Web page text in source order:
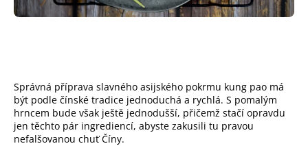
Správná příprava slavného asijského pokrmu kung pao má
být podle čínské tradice jednoduchá a rychlá. S pomalým
hrncem bude však ještě jednodušší, přičemž stačí opravdu
jen těchto pár ingrediencí, abyste zakusili tu pravou
nefalšovanou chuť Číny.